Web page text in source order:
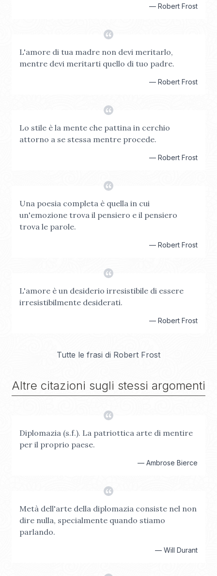
— Robert Frost
L'amore di tua madre non devi meritarlo,
mentre devi meritarti quello di tuo padre.
— Robert Frost
Lo stile è la mente che pattina in cerchio
attorno a se stessa mentre procede.
— Robert Frost
Una poesia completa è quella in cui
un'emozione trova il pensiero e il pensiero
trova le parole.
— Robert Frost
L'amore è un desiderio irresistibile di essere
irresistibilmente desiderati.
— Robert Frost
Tutte le frasi di Robert Frost
Altre citazioni sugli stessi argomenti
Diplomazia (s.f.). La patriottica arte di mentire
per il proprio paese.
— Ambrose Bierce
Metà dell'arte della diplomazia consiste nel non
dire nulla, specialmente quando stiamo
parlando.
— Will Durant